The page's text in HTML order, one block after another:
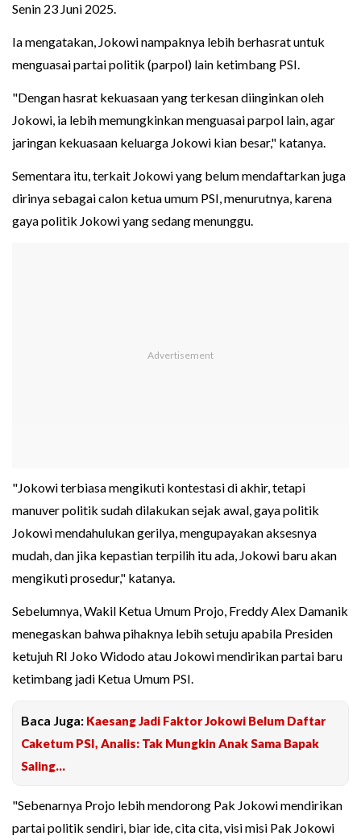
Senin 23 Juni 2025.
Ia mengatakan, Jokowi nampaknya lebih berhasrat untuk
menguasai partai politik (parpol) lain ketimbang PSI.
"Dengan hasrat kekuasaan yang terkesan diinginkan oleh
Jokowi, ia lebih memungkinkan menguasai parpol lain, agar
jaringan kekuasaan keluarga Jokowi kian besar," katanya.
Sementara itu, terkait Jokowi yang belum mendaftarkan juga
dirinya sebagai calon ketua umum PSI, menurutnya, karena
gaya politik Jokowi yang sedang menunggu.
"Jokowi terbiasa mengikuti kontestasi di akhir, tetapi
manuver politik sudah dilakukan sejak awal, gaya politik
Jokowi mendahulukan gerilya, mengupayakan aksesnya
mudah, dan jika kepastian terpilih itu ada, Jokowi baru akan
mengikuti prosedur," katanya.
Sebelumnya, Wakil Ketua Umum Projo, Freddy Alex Damanik
menegaskan bahwa pihaknya lebih setuju apabila Presiden
ketujuh RI Joko Widodo atau Jokowi mendirikan partai baru
ketimbang jadi Ketua Umum PSI.
Baca Juga: Kaesang Jadi Faktor Jokowi Belum Daftar
Caketum PSI, Analis: Tak Mungkin Anak Sama Bapak
Saling...
"Sebenarnya Projo lebih mendorong Pak Jokowi mendirikan
partai politik sendiri, biar ide, cita cita, visi misi Pak Jokowi